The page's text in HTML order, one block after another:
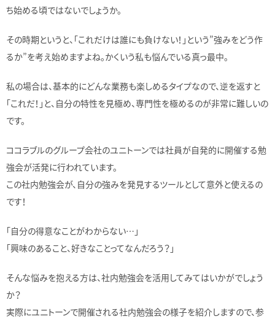
ち始める頃ではないでしょうか。
その時期というと、「これだけは誰にも負けない！」という”強みをどう作
るか”を考え始めますよね。かくいう私も悩んでいる真っ最中。
私の場合は、基本的にどんな業務も楽しめるタイプなので、逆を返すと
「これだ！」と、自分の特性を見極め、専門性を極めるのが非常に難しいの
です。
ココラブルのグループ会社のユニトーンでは社員が自発的に開催する勉
強会が活発に行われています。
この社内勉強会が、自分の強みを発見するツールとして意外と使えるの
です！
「自分の得意なことがわからない…」
「興味のあること、好きなことってなんだろう？」
そんな悩みを抱える方は、社内勉強会を活用してみてはいかがでしょう
か？
実際にユニトーンで開催される社内勉強会の様子を紹介しますので、参